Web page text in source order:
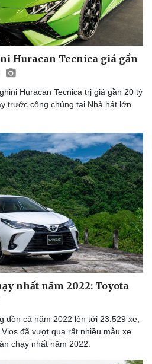
Huracan Tecnica giá gần
Huracan Tecnica trị giá gần 20 tỷ
trước công chúng tại Nhà hát lớn
nhất năm 2022: Toyota
dồn cả năm 2022 lên tới 23.529 xe,
đã vượt qua rất nhiều mẫu xe
chạy nhất năm 2022.